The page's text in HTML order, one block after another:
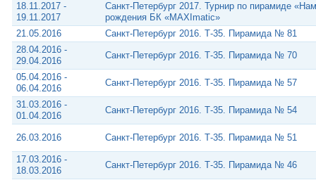
18.11.2017 -
19.11.2017
Санкт-Петербург 2017. Турнир по пирамиде
рождения БК «MAXImatic»
21.05.2016
Санкт-Петербург 2016. Т-35. Пирамида № 81
28.04.2016 -
29.04.2016
Санкт-Петербург 2016. Т-35. Пирамида № 70
05.04.2016 -
06.04.2016
Санкт-Петербург 2016. Т-35. Пирамида № 57
31.03.2016 -
01.04.2016
Санкт-Петербург 2016. Т-35. Пирамида № 54
26.03.2016 Санкт-Петербург 2016. Т-35. Пирамида № 51
17.03.2016 -
18.03.2016
Санкт-Петербург 2016. Т-35. Пирамида № 46